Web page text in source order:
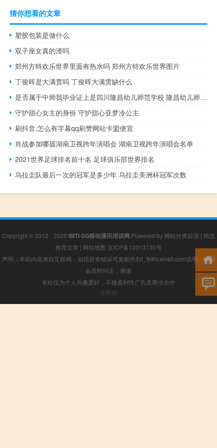
猜你想看的文章
塑胶包装是做什么
双子座女真的渣吗
郑州方特欢乐世界里面有热水吗 郑州方特欢乐世界图片
丁俊晖是大满贯吗 丁俊晖大满贯缺什么
是否属于中师我毕业证上是四川隆昌幼儿师范学校 隆昌幼儿师范学校
守护甜心女主的身份 守护甜心亚梦冷公主
刷抖音,怎么有字幕qq刷赞网站卡盟便宜
肖战参加哪届湖南卫视跨年演唱会 湖南卫视跨年演唱会名单
2021世界足球排名前十名 足球俱乐部世界排名
乌拉圭队最后一次的冠军是多少年 乌拉圭美洲杯冠军次数
Copyright © 2012 - 2026 IMTI-5G移动通讯培训网 Powered by 网站分类目录 | 精选
推荐文章 | 网站地图 京ICP备10013130号
声明：本站内容来自互联网，如信息有错误可发邮件到f_fb#foxmail.com说明，我们
会及时纠正，谢谢
本站仅为个人兴趣爱好，不接盈利性广告及商业合作
小男孩